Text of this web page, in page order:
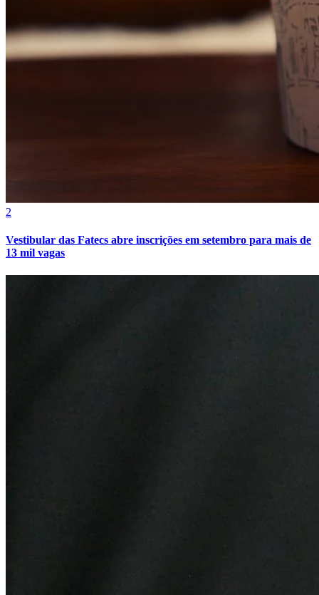
2
Vestibular das Fatecs abre inscrições em setembro para mais de
13 mil vagas